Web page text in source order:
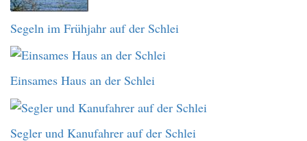
Segeln im Frühjahr auf der Schlei
Einsames Haus an der Schlei
Segler und Kanufahrer auf der Schlei